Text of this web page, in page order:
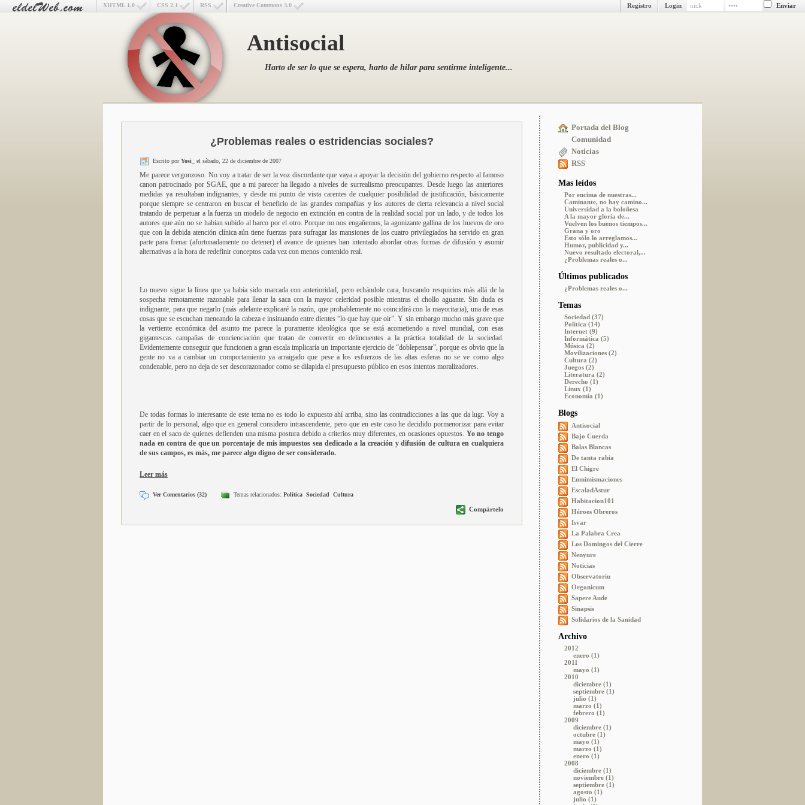
Creative Commons 3.0
RSS
CSS 2.1
XHTML 1.0 Login
Registro
Antisocial
Harto de ser lo que se espera, harto de hilar para sentirme inteligente...
Portada del Blog
Comunidad
Noticias
RSS
Mas leídos
Por encima de nuestras...
Caminante, no hay camino...
Universidad a la boloñesa
A la mayor gloria de...
Vuelven los buenos tiempos...
Grana y oro
Esto sólo lo arreglamos...
Humor, publicidad y...
Nuevo resultado electoral,...
¿Problemas reales o...
Últimos publicados
¿Problemas reales o...
Temas
Sociedad (37)
Política (14)
Internet (9)
Informática (5)
Música (2)
Movilizaciones (2)
Cultura (2)
Juegos (2)
Literatura (2)
Derecho (1)
Linux (1)
Economía (1)
Blogs
Antisocial
Bajo Cuerda
Balas Blancas
De tanta rabia
El Chigre
Enmimismaciones
EscaladAstur
Habitacion101
Héroes Obreros
Isvar
La Palabra Crea
Los Domingos del Cierre
Nenyure
Noticias
Observatoriu
Orgonicum
Sapere Aude
Sinapsis
Solidarios de la Sanidad
Archivo
2012
enero (1)
2011
mayo (1)
2010
diciembre (1)
septiembre (1)
julio (1)
marzo (1)
febrero (1)
2009
diciembre (1)
octubre (1)
mayo (1)
marzo (1)
enero (1)
2008
diciembre (1)
noviembre (1)
septiembre (1)
agosto (1)
julio (1)
¿Problemas reales o estridencias sociales?
Escrito porYosi_ el sábado, 22 de diciembre de 2007
Me parece vergonzoso. No voy a tratar de ser la voz discordante que vaya a apoyar la decisión del gobierno respecto al famoso
canon patrocinado por SGAE, que a mi parecer ha llegado a niveles de surrealismo preocupantes. Desde luego las anteriores
medidas ya resultaban indignantes, y desde mi punto de vista carentes de cualquier posibilidad de justificación, básicamente
porque siempre se centraron en buscar el beneficio de las grandes compañias y los autores de cierta relevancia a nivel social
tratando de perpetuar a la fuerza un modelo de negocio en extinción en contra de la realidad social por un lado, y de todos los
autores que aún no se habían subido al barco por el otro. Porque no nos engañemos, la agonizante gallina de los huevos de oro
que con la debida atención clínica aún tiene fuerzas para sufragar las mansiones de los cuatro privilegiados ha servido en gran
parte para frenar (afortunadamente no detener) el avance de quienes han intentado abordar otras formas de difusión y asumir
alternativas a la hora de redefinir conceptos cada vez con menos contenido real.
Lo nuevo sigue la línea que ya había sido marcada con anterioridad, pero echándole cara, buscando resquicios más allá de la
sospecha remotamente razonable para llenar la saca con la mayor celeridad posible mientras el chollo aguante. Sin duda es
indignante, para que negarlo (más adelante explicaré la razón, que probablemente no coincidirá con la mayoritaria), una de esas
cosas que se escuchan meneando la cabeza e insinuando entre dientes “lo que hay que oir”. Y sin embargo mucho más grave que
la vertiente económica del asunto me parece la puramente ideológica que se está acometiendo a nivel mundial, con esas
gigantescas campañas de concienciación que tratan de convertir en delincuentes a la práctica totalidad de la sociedad.
Evidentemente conseguir que funcionen a gran escala implicaría un importante ejercicio de “doblepensar”, porque es obvio que la
gente no va a cambiar un comportamiento ya arraigado que pese a los esfuerzos de las altas esferas no se ve como algo
condenable, pero no deja de ser descorazonador como se dilapida el presupuesto público en esos intentos moralizadores.
De todas formas lo interesante de este tema no es todo lo expuesto ahí arriba, sino las contradicciones a las que da lugr. Voy a
partir de lo personal, algo que en general considero intrascendente, pero que en este caso he decidido pormenorizar para evitar
caer en el saco de quienes defienden una misma postura debido a criterios muy diferentes, en ocasiones opuestos. Yo no tengo
nada en contra de que un porcentaje de mis impuestos sea dedicado a la creación y difusión de cultura en cualquiera
de sus campos, es más, me parece algo digno de ser considerado.
Leer más
Ver Comentarios (32) Temas relacionados: Política Sociedad Cultura
Compártelo